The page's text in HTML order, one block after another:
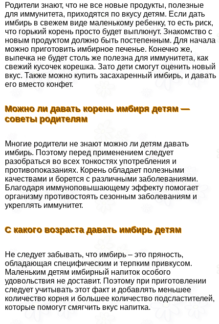
Родители знают, что не все новые продукты, полезные
для иммунитета, приходятся по вкусу детям. Если дать
имбирь в свежем виде маленькому ребенку, то есть риск,
что горький корень просто будет выплюнут. Знакомство с
новым продуктом должно быть постепенным. Для начала
можно приготовить имбирное печенье. Конечно же,
выпечка не будет столь же полезна для иммунитета, как
свежий кусочек корешка. Зато дети смогут оценить новый
вкус. Также можно купить засахаренный имбирь, и давать
его вместо конфет.
Можно ли давать корень имбиря детям —
советы родителям
Многие родители не знают можно ли детям давать
имбирь. Поэтому перед применением следует
разобраться во всех тонкостях употрeбления и
противопоказаниях. Корень обладает полезными
качествами и борется с различными заболеваниями.
Благодаря иммуноповышающему эффекту помогает
организму противостоять сезонным заболеваниям и
укреплять иммунитет.
С какого возраста давать имбирь детям
Не следует забывать, что имбирь – это пряность,
обладающая специфическим и терпким привкусом.
Маленьким детям имбирный напиток особого
удовольствия не доставит. Поэтому при приготовлении
следует учитывать этот факт и добавлять меньшее
количество корня и большее количество подсластителей,
которые помогут смягчить вкус напитка.